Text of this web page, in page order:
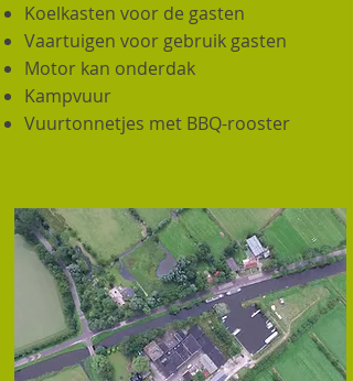
Koelkasten voor de gasten
Vaartuigen voor gebruik gasten
Motor kan onderdak
Kampvuur
Vuurtonnetjes met BBQ-rooster